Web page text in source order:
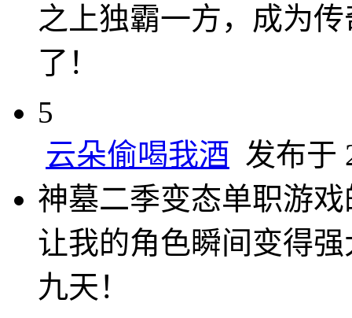
之上独霸一方，成为
了！
5
云朵偷喝我酒 发布于
神墓二季变态单职游
让我的角色瞬间变得
九天！